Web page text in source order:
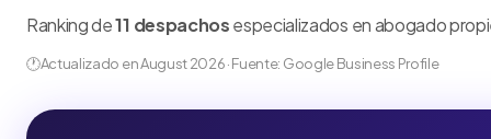
Ranking de11 despachosespecializados en abogado
🕐Actualizado en August 2026 · Fuente: Google Business Profile